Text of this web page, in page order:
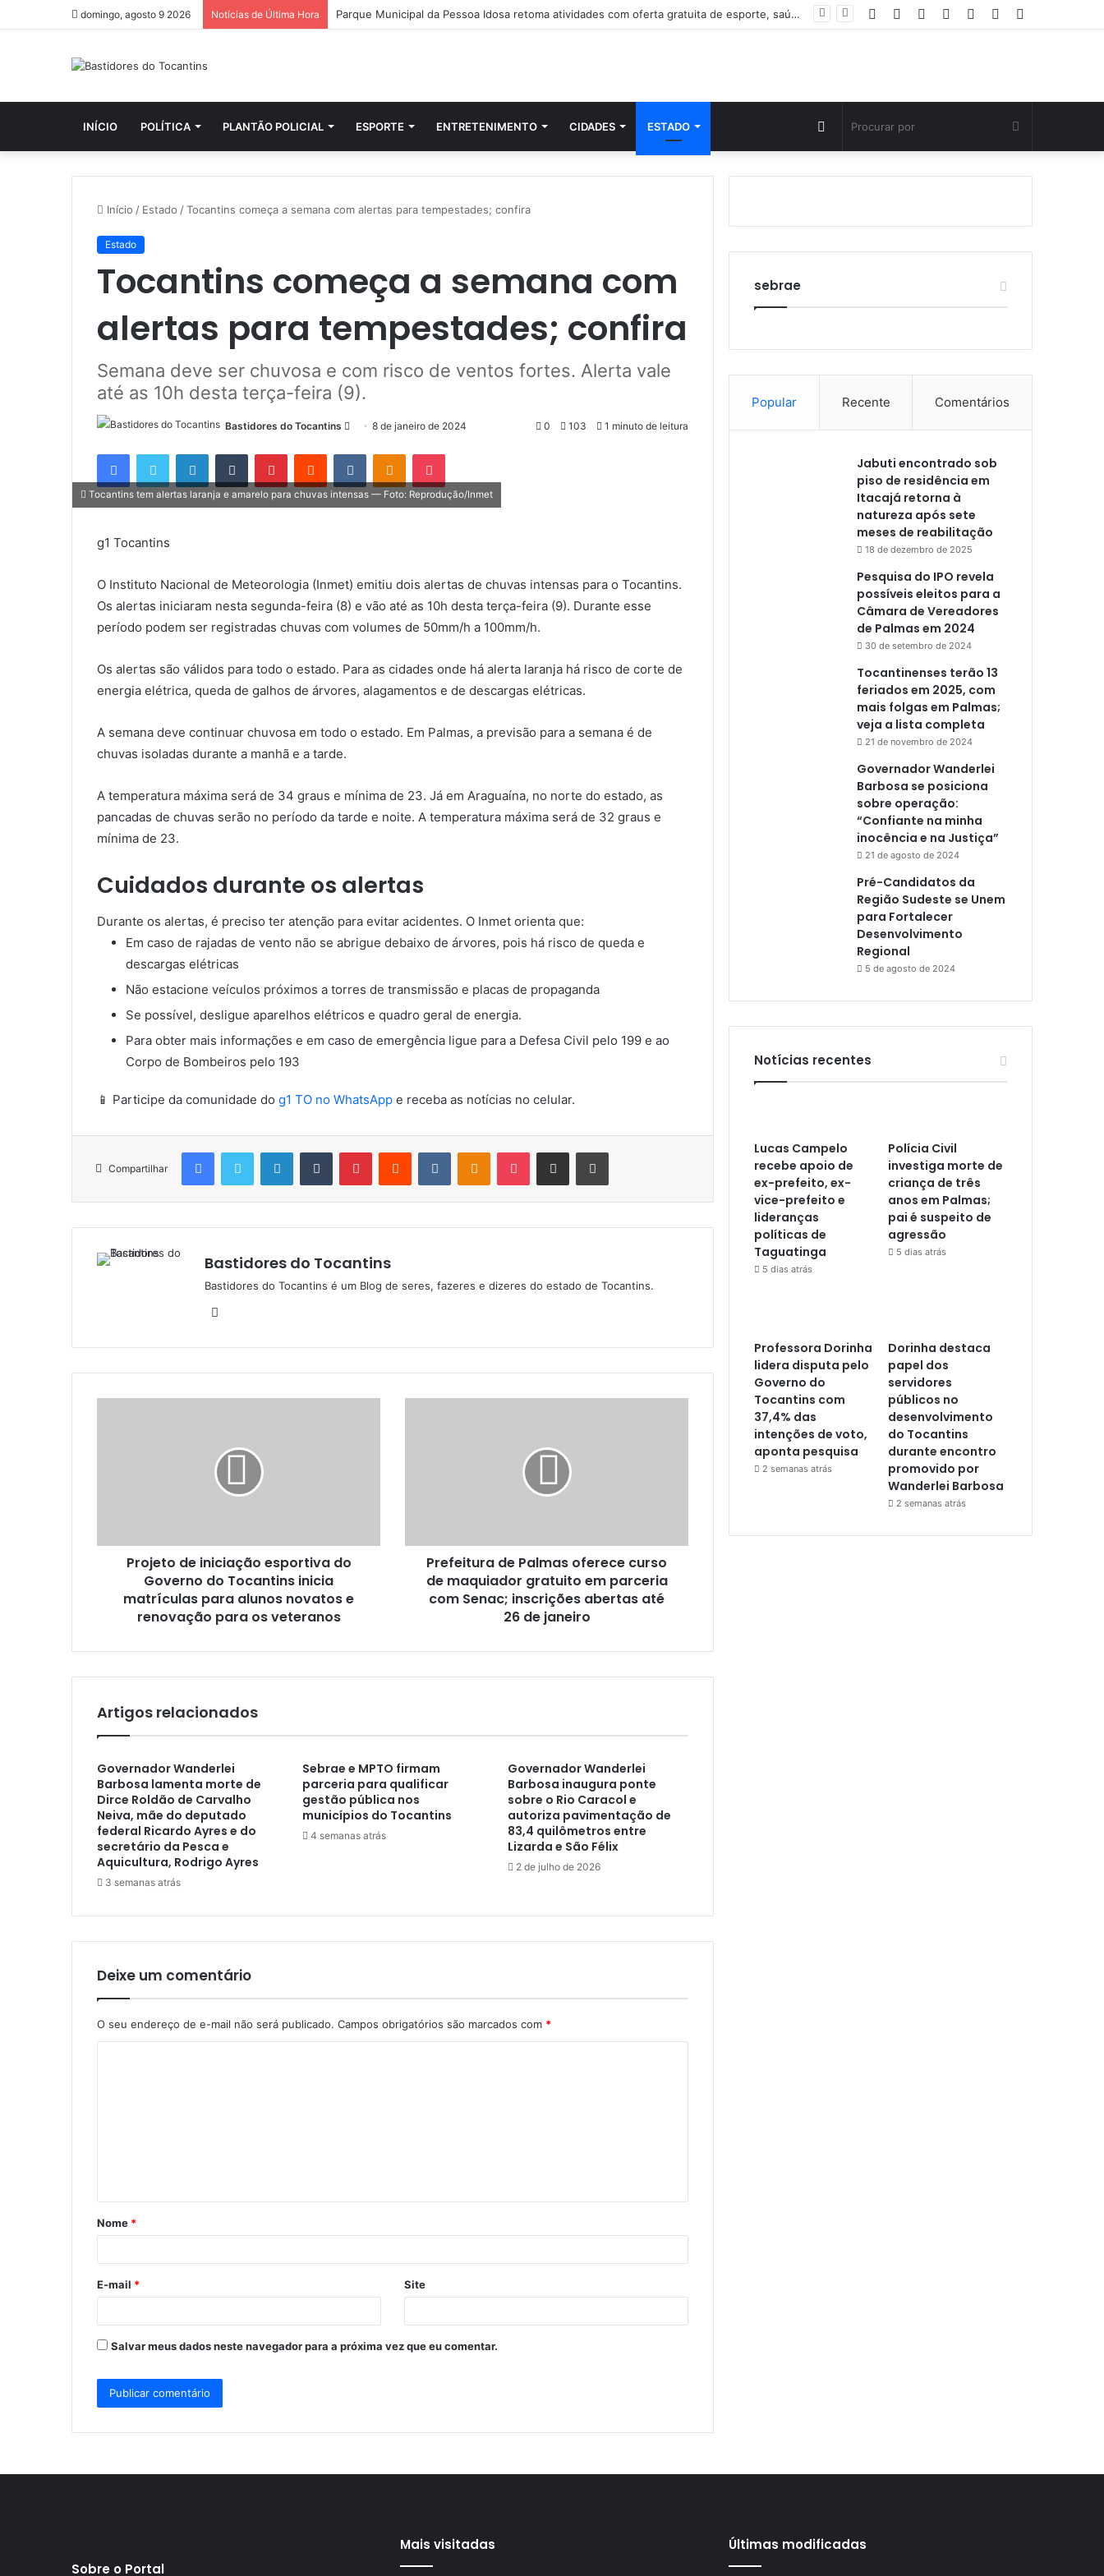
domingo, agosto 9 2026 Notícias de Última Hora Parque Municipal da Pessoa Idosa retoma atividades com oferta gratuita de esporte, saúde e convivência em Palmas
Artigo
Entrar
Instagram
YouTube
Twitter
Facebook
INÍCIO POLÍTICA PLANTÃO POLICIAL ESPORTE ENTRETENIMENTO CIDADES ESTADO
por
Switch
skin
Início / Estado /Tocantins começa a semana com alertas para tempestades; confira
Estado
Tocantins começa a semana com
alertas para tempestades; confira
Semana deve ser chuvosa e com risco de ventos fortes. Alerta vale
até as 10h desta terça-feira (9).
Bastidores do Tocantins
n
d
-
m
a
8 de janeiro de 2024 0 103 1 minuto de leitura
Tocantins tem alertas laranja e amarelo para chuvas intensas — Foto: Reprodução/Inmet
g1 Tocantins
O Instituto Nacional de Meteorologia (Inmet) emitiu dois alertas de chuvas intensas para o Tocantins.
Os alertas iniciaram nesta segunda-feira (8) e vão até as 10h desta terça-feira (9). Durante esse
período podem ser registradas chuvas com volumes de 50mm/h a 100mm/h.
Os alertas são válidos para todo o estado. Para as cidades onde há alerta laranja há risco de corte de
energia elétrica, queda de galhos de árvores, alagamentos e de descargas elétricas.
A semana deve continuar chuvosa em todo o estado. Em Palmas, a previsão para a semana é de
chuvas isoladas durante a manhã e a tarde.
A temperatura máxima será de 34 graus e mínima de 23. Já em Araguaína, no norte do estado, as
pancadas de chuvas serão no período da tarde e noite. A temperatura máxima será de 32 graus e
mínima de 23.
Cuidados durante os alertas
Durante os alertas, é preciso ter atenção para evitar acidentes. O Inmet orienta que:
Em caso de rajadas de vento não se abrigue debaixo de árvores, pois há risco de queda e
descargas elétricas
Não estacione veículos próximos a torres de transmissão e placas de propaganda
Se possível, desligue aparelhos elétricos e quadro geral de energia.
Para obter mais informações e em caso de emergência ligue para a Defesa Civil pelo 199 e ao
Corpo de Bombeiros pelo 193
📱 Participe da comunidade do g1 TO no WhatsApp e receba as notícias no celular.
Compartilhar
Bastidores do Tocantins
Bastidores do Tocantins é um Blog de seres, fazeres e dizeres do estado de Tocantins.
b
s
Projeto de iniciação esportiva do
Governo do Tocantins inicia
matrículas para alunos novatos e
renovação para os veteranos
Prefeitura de Palmas oferece curso
de maquiador gratuito em parceria
com Senac; inscrições abertas até
26 de janeiro
Artigos relacionados
Governador Wanderlei
Barbosa lamenta morte de
Dirce Roldão de Carvalho
Neiva, mãe do deputado
federal Ricardo Ayres e do
secretário da Pesca e
Aquicultura, Rodrigo Ayres
3 semanas atrás
Sebrae e MPTO firmam
parceria para qualificar
gestão pública nos
municípios do Tocantins
4 semanas atrás
Governador Wanderlei
Barbosa inaugura ponte
sobre o Rio Caracol e
autoriza pavimentação de
83,4 quilômetros entre
Lizarda e São Félix
2 de julho de 2026
Deixe um comentário
O seu endereço de e-mail não será publicado. Campos obrigatórios são marcados com *
á
r
*
Nome *
E-mail * Site
Salvar meus dados neste navegador para a próxima vez que eu comentar.
sebrae
Popular Recente Comentários
Jabuti encontrado sob
piso de residência em
Itacajá retorna à
natureza após sete
meses de reabilitação
18 de dezembro de 2025
Pesquisa do IPO revela
possíveis eleitos para a
Câmara de Vereadores
de Palmas em 2024
30 de setembro de 2024
Tocantinenses terão 13
feriados em 2025, com
mais folgas em Palmas;
veja a lista completa
21 de novembro de 2024
Governador Wanderlei
Barbosa se posiciona
sobre operação:
“Confiante na minha
inocência e na Justiça”
21 de agosto de 2024
Pré-Candidatos da
Região Sudeste se Unem
para Fortalecer
Desenvolvimento
Regional
5 de agosto de 2024
Notícias recentes
Lucas Campelo
recebe apoio de
ex-prefeito, ex-
vice-prefeito e
lideranças
políticas de
Taguatinga
5 dias atrás
Polícia Civil
investiga morte de
criança de três
anos em Palmas;
pai é suspeito de
agressão
5 dias atrás
Professora Dorinha
lidera disputa pelo
Governo do
Tocantins com
37,4% das
intenções de voto,
aponta pesquisa
2 semanas atrás
Dorinha destaca
papel dos
servidores
públicos no
desenvolvimento
do Tocantins
durante encontro
promovido por
Wanderlei Barbosa
2 semanas atrás
Sobre o Portal
Mais visitadas Últimas modificadas